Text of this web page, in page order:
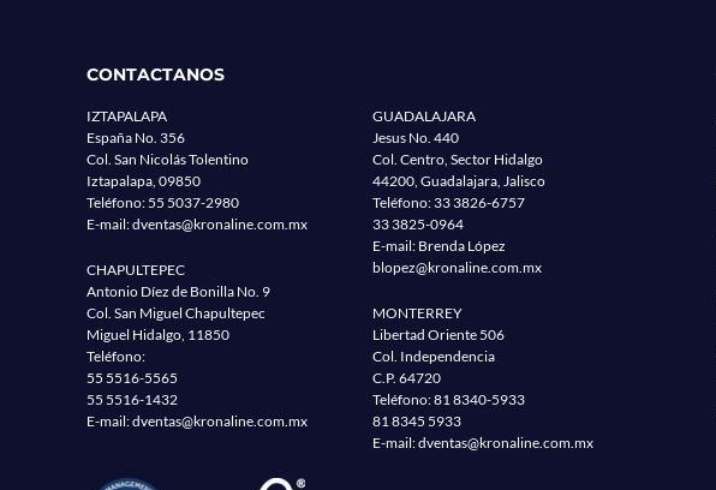
CONTACTANOS
IZTAPALAPA
España No. 356
Col. San Nicolás Tolentino
Iztapalapa, 09850
Teléfono:55 5037-2980
E-mail:dventas@kronaline.com.mx
CHAPULTEPEC
Antonio Díez de Bonilla No. 9
Col. San Miguel Chapultepec
Miguel Hidalgo, 11850
Teléfono:
55 5516-5565
55 5516-1432
E-mail:dventas@kronaline.com.mx
GUADALAJARA
Jesus No. 440
Col. Centro, Sector Hidalgo
44200, Guadalajara, Jalisco
Teléfono: 33 3826-6757
33 3825-0964
E-mail: Brenda López
blopez@kronaline.com.mx
MONTERREY
Libertad Oriente 506
Col. Independencia
C.P. 64720
Teléfono:81 8340-5933
81 8345 5933
E-mail:dventas@kronaline.com.mx